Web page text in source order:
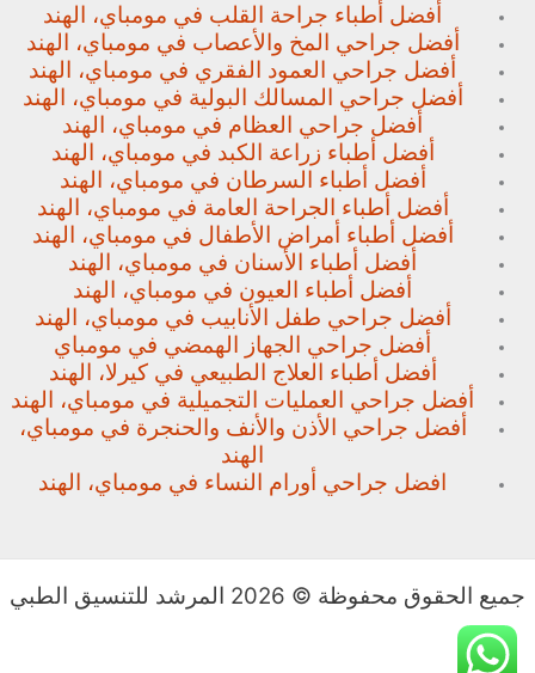
أفضل أطباء جراحة القلب في مومباي، الهند
أفضل جراحي المخ والأعصاب في مومباي، الهند
أفضل جراحي العمود الفقري في مومباي، الهند
أفضل جراحي المسالك البولية في مومباي، الهند
أفضل جراحي العظام في مومباي، الهند
أفضل أطباء زراعة الكبد في مومباي، الهند
أفضل أطباء السرطان في مومباي، الهند
أفضل أطباء الجراحة العامة في مومباي، الهند
أفضل أطباء أمراض الأطفال في مومباي، الهند
أفضل أطباء الأسنان في مومباي، الهند
أفضل أطباء العيون في مومباي، الهند
أفضل جراحي طفل الأنابيب في مومباي، الهند
أفضل جراحي الجهاز الهمضي في مومباي
أفضل أطباء العلاج الطبيعي في كيرلا، الهند
أفضل جراحي العمليات التجميلية في مومباي، الهند
أفضل جراحي الأذن والأنف والحنجرة في مومباي،
الهند
افضل جراحي أورام النساء في مومباي، الهند
جميع الحقوق محفوظة © 2026 المرشد للتنسيق الطبي